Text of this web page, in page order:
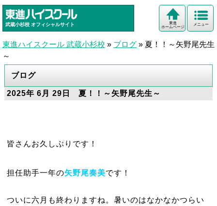
武蔵小杉校 オフィシャルサイト メニュー
東進
ホームページ
東進ハイスクール 武蔵小杉校 » ブログ » 夏！！～矢野尾先生
～
ブログ
2025年 6月 29日 夏！！～矢野尾先生～
皆さんお久しぶりです！
担任助手一年の矢野尾奏美です！
ついに六月も終わりますね。暑いのはなかなかつらい